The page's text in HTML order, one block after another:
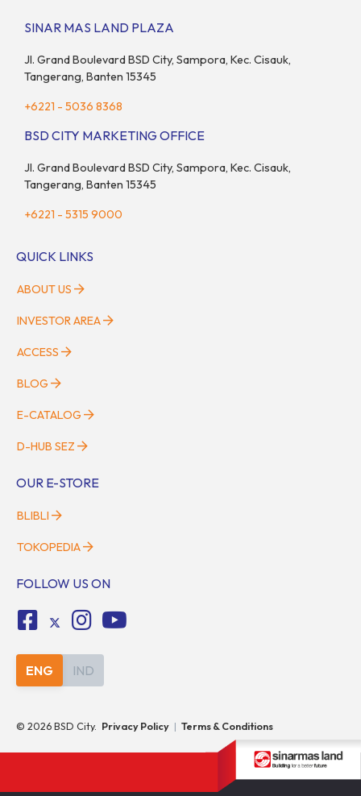
SINAR MAS LAND PLAZA
Jl. Grand Boulevard BSD City, Sampora, Kec. Cisauk,
Tangerang, Banten 15345
+6221 - 5036 8368
BSD CITY MARKETING OFFICE
Jl. Grand Boulevard BSD City, Sampora, Kec. Cisauk,
Tangerang, Banten 15345
+6221 - 5315 9000
QUICK LINKS
ABOUT US
INVESTOR AREA
ACCESS
BLOG
E-CATALOG
D-HUB SEZ
OUR E-STORE
BLIBLI
TOKOPEDIA
FOLLOW US ON
ENG IND
© 2026BSD City. Privacy Policy | Terms & Conditions